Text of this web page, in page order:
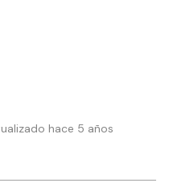
hace 5 años